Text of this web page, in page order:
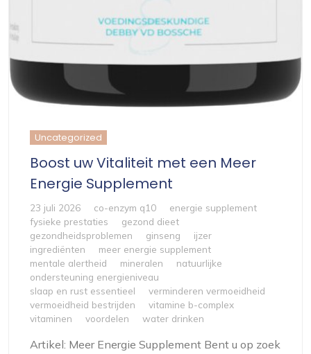
Uncategorized
Boost uw Vitaliteit met een Meer
Energie Supplement
23 juli 2026 co-enzym q10
energie supplement
fysieke prestaties
gezond dieet
gezondheidsproblemen
ginseng
ijzer
ingrediënten
meer energie supplement
mentale alertheid
mineralen
natuurlijke
ondersteuning energieniveau
slaap en rust essentieel
verminderen vermoeidheid
vermoeidheid bestrijden
vitamine b-complex
vitaminen
voordelen water drinken
Artikel: Meer Energie Supplement Bent u op zoek